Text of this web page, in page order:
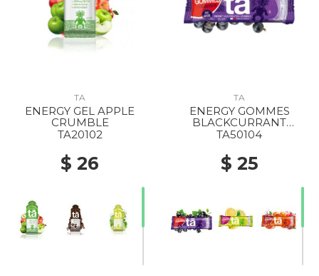
TA
ENERGY GEL APPLE
CRUMBLE
TA20102
$ 26
TA
ENERGY GOMMES
BLACKCURRANT
CAFFEINE
TA50104
$ 25